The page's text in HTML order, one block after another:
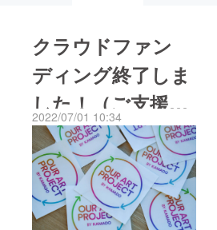
クラウドファン
ディング終了しま
した！（ご支援頂
いた皆さま、あり
がとうございまし
た）
2022/07/01 10:34